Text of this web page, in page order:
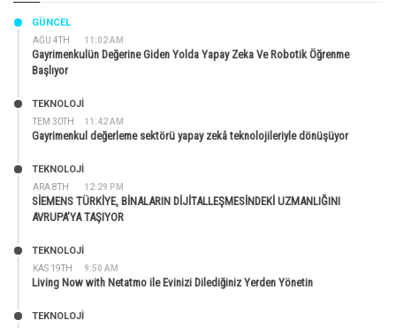
AĞU 4TH 11:02 AM
GÜNCEL
Gayrimenkulün Değerine Giden Yolda Yapay Zeka Ve Robotik Öğrenme
Başlıyor
TEM 30TH 11:42 AM
TEKNOLOJİ
Gayrimenkul değerleme sektörü yapay zekâ teknolojileriyle dönüşüyor
ARA 8TH 12:29 PM
TEKNOLOJİ
SİEMENS TÜRKİYE, BİNALARIN DİJİTALLEŞMESİNDEKİ UZMANLIĞINI
AVRUPA’YA TAŞIYOR
KAS 19TH 9:50 AM
TEKNOLOJİ
Living Now with Netatmo ile Evinizi Dilediğiniz Yerden Yönetin
TEKNOLOJİ